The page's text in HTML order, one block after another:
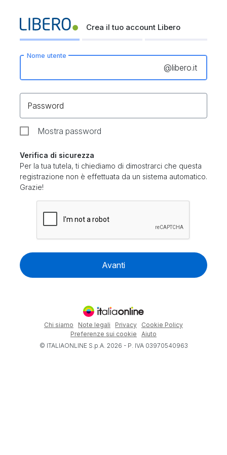
Crea il tuo account Libero
Nome utente
@libero.it
Password
Mostra password
Verifica di sicurezza
Per la tua tutela, ti chiediamo di dimostrarci che questa
registrazione non è effettuata da un sistema automatico.
Grazie!
Avanti
Chi siamo Note legali Privacy
Cookie Policy
Preferenze sui cookie
Aiuto
© ITALIAONLINE S.p.A. 2026 - P. IVA 03970540963